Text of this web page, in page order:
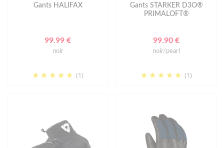
Gants HALIFAX
99.99 €
noir
(1)
Gants STARKER D3O®
PRIMALOFT®
99.90 €
noir/pearl
(1)